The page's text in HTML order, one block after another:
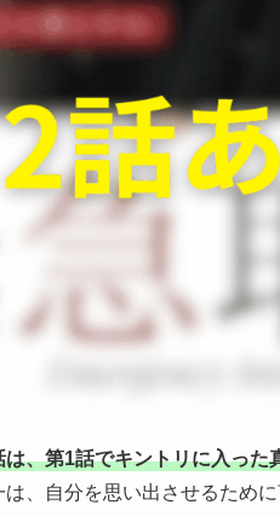
、第1話でキントリに入っ
、自分を思い出させるため